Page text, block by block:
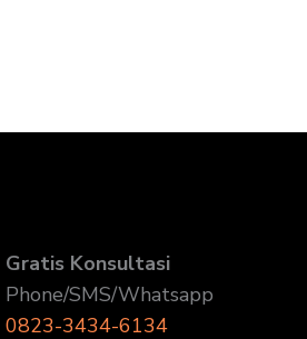
Gratis Konsultasi
Phone/SMS/Whatsapp
0823-3434-6134